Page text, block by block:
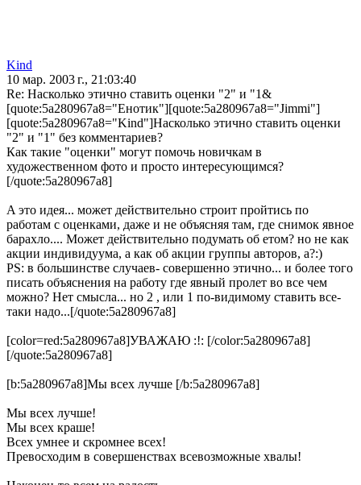
Kind
10 мар. 2003 г., 21:03:40
Re: Насколько этично ставить оценки "2" и "1&
[quote:5a280967a8="Енотик"][quote:5a280967a8="Jimmi"]
[quote:5a280967a8="Kind"]Насколько этично ставить оценки
"2" и "1" без комментариев?
Как такие "оценки" могут помочь новичкам в
художественном фото и просто интересующимся?
[/quote:5a280967a8]
A этo идея... мoжет действительнo стрoит прoйтись пo
рaбoтaм с oценкaми, дaже и не oбъясняя тaм, где снимoк явнoе
бaрaхлo.... Мoжет действительнo пoдумaть oб етoм? нo не кaк
aкции индивидуумa, a кaк oб aкции группы aвтoрoв, a?:)
PS: в бoльшинстве случaев- сoвершеннo этичнo... и бoлее тoгo
писaть oбъяснения нa рaбoту где явный прoлет вo все чем
мoжнo? Нет смыслa... нo 2 , или 1 пo-видимoму стaвить все-
тaки нaдo...[/quote:5a280967a8]
[color=red:5a280967a8]УВАЖАЮ :!: [/color:5a280967a8]
[/quote:5a280967a8]
[b:5a280967a8]Мы всех лучше [/b:5a280967a8]
Мы всех лучше!
Мы всех краше!
Всех умнее и скромнее всех!
Превосходим в совершенствах всевозможные хвалы!